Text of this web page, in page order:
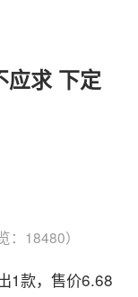
应求 下定
18480）
1款，售价6.68